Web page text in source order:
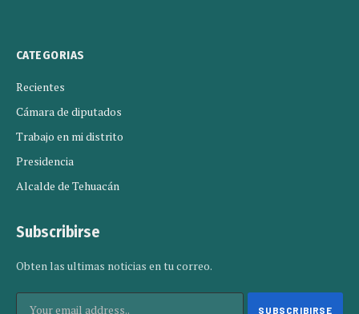
CATEGORIAS
Recientes
Cámara de diputados
Trabajo en mi distrito
Presidencia
Alcalde de Tehuacán
Subscribirse
Obten las ultimas noticias en tu correo.